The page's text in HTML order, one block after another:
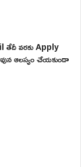
తేదీ వరకు Apply
ఆలస్యం చేయకుండా